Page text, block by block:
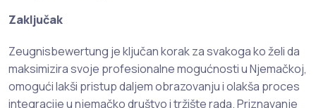
Zaključak
Zeugnisbewertung je ključan korak za svakoga ko želi da
maksimizira svoje profesionalne mogućnosti u Njemačkoj,
omogući lakši pristup daljem obrazovanju i olakša proces
integracije u njemačko društvo i tržište rada. Priznavanje